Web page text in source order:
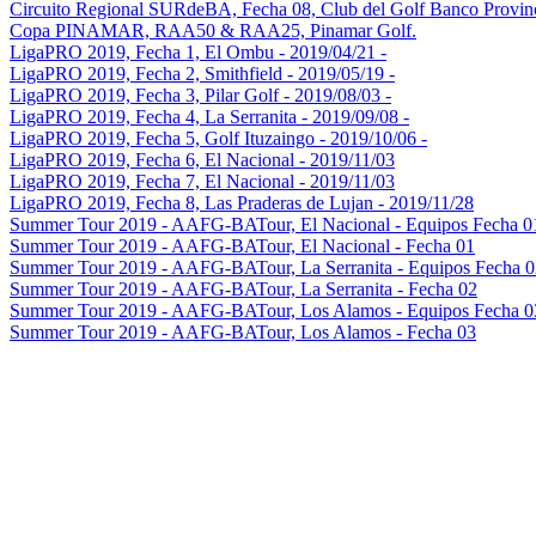
Circuito Regional SURdeBA, Fecha 08, Club del Golf Banco
Copa PINAMAR, RAA50 & RAA25, Pinamar Golf.
LigaPRO 2019, Fecha 1, El Ombu - 2019/04/21 -
LigaPRO 2019, Fecha 2, Smithfield - 2019/05/19 -
LigaPRO 2019, Fecha 3, Pilar Golf - 2019/08/03 -
LigaPRO 2019, Fecha 4, La Serranita - 2019/09/08 -
LigaPRO 2019, Fecha 5, Golf Ituzaingo - 2019/10/06 -
LigaPRO 2019, Fecha 6, El Nacional - 2019/11/03
LigaPRO 2019, Fecha 7, El Nacional - 2019/11/03
LigaPRO 2019, Fecha 8, Las Praderas de Lujan - 2019/11/28
Summer Tour 2019 - AAFG-BATour, El Nacional - Equipos Fecha
Summer Tour 2019 - AAFG-BATour, El Nacional - Fecha 01
Summer Tour 2019 - AAFG-BATour, La Serranita - Equipos Fecha
Summer Tour 2019 - AAFG-BATour, La Serranita - Fecha 02
Summer Tour 2019 - AAFG-BATour, Los Alamos - Equipos Fecha
Summer Tour 2019 - AAFG-BATour, Los Alamos - Fecha 03